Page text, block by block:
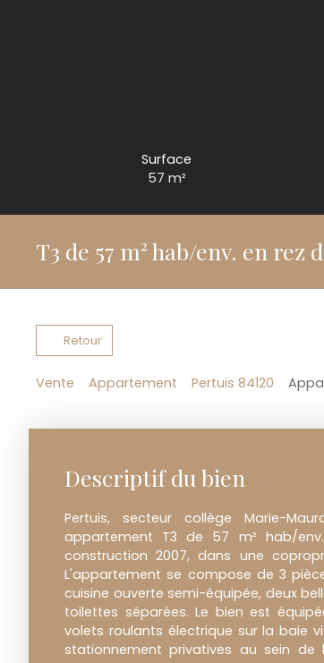
Surface
57 m²
T3 de 57 m² hab/env. en rez
Retour
Vente Appartement Pertuis 84120
Descriptif du bien
Pertuis, secteur collège Marie-
appartement T3 de 57 m² hab/
construction 2007, dans une
L'appartement se compose de 3
cuisine ouverte semi-équipée, deux
toilettes séparées. Le bien est
volets roulants électrique sur la baie
stationnement privatives au sein de